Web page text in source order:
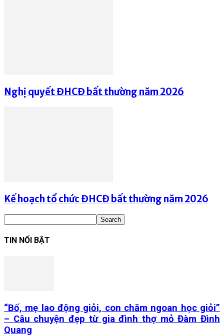
Nghị quyết ĐHCĐ bất thường năm 2026
Kế hoạch tổ chức ĐHCĐ bất thường năm 2026
TIN NỔI BẬT
“Bố, mẹ lao động giỏi, con chăm ngoan học giỏi”
– Câu chuyện đẹp từ gia đình thợ mỏ Đàm Đình
Quang